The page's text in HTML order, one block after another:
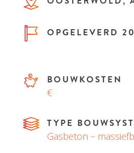
OPGELEVERD
BOUWKOSTEN
€
TYPE
Gasbeton –